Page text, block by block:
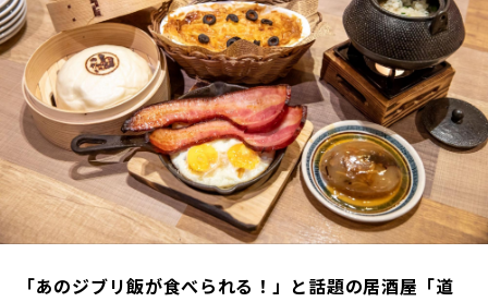
「あのジブリ飯が食べられる！」と話題の居酒屋「道